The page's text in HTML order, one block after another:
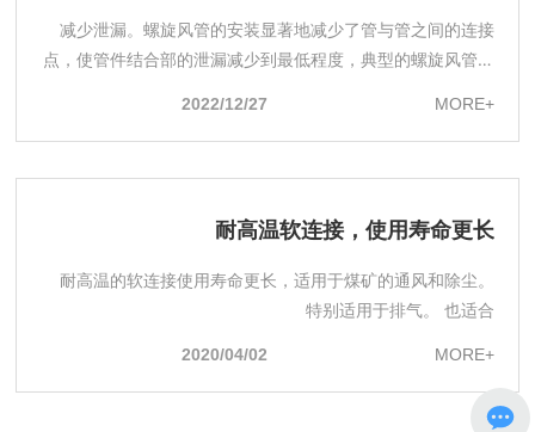
减少泄漏。螺旋风管的安装显著地减少了管与管之间的连接
点，使管件结合部的泄漏减少到最低程度，典型的螺旋风管长
常需要一个完全独立的双法兰系统。
2022/12/27 MORE+
耐高温软连接，使用寿命更长
耐高温的软连接使用寿命更长，适用于煤矿的通风和除尘。
特别适用于排气。 也适合
2020/04/02 MORE+